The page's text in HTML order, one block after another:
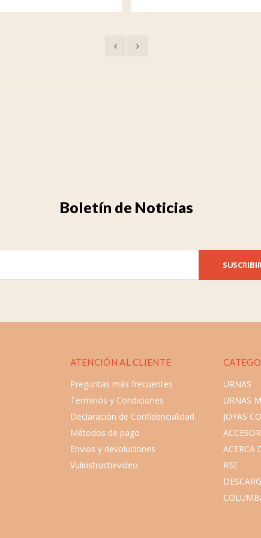
Boletín de Noticias
ATENCIÓN AL CLIENTE
Preguntas más frecuentes
Terminós y Condiciones
Declaración de Confidencialidad
Métodos de pago
Envios y devoluciones
Vulinstructievideo
URNAS
URNAS
JOYAS
ACERCA
RSE